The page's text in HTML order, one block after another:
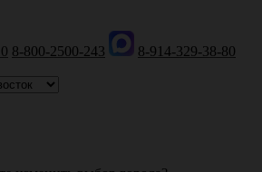
8-800-2500-243
8-914-329-38-80